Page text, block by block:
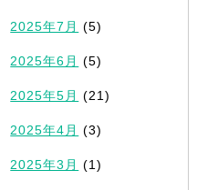
2025年7月 (5)
2025年6月 (5)
2025年5月 (21)
2025年4月 (3)
2025年3月 (1)